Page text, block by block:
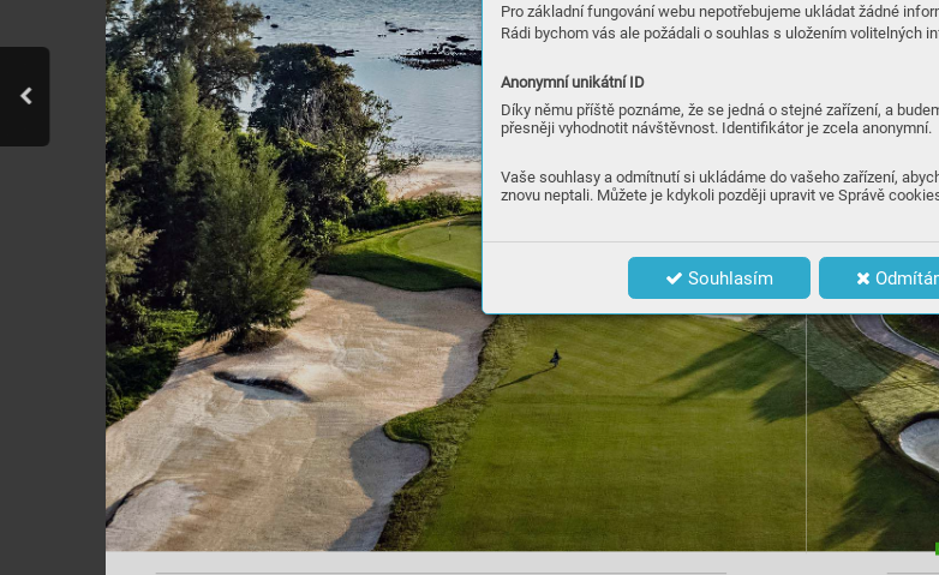
Pro základní fungování webu nepotřebujeme ukládat žádné
Rádi bychom vás ale požádali o souhlas s uložením volitelných
Anonymní unikátní ID
Díky němu příště poznáme, že se jedná o stejné zařízení, a
přesněji vyhodnotit návštěvnost. Identifikátor je zcela anonymní.
Vaše souhlasy a odmítnutí si ukládáme do vašeho zařízení,
znovu neptali. Můžete je kdykoli později upravit ve Správě
Souhlasím